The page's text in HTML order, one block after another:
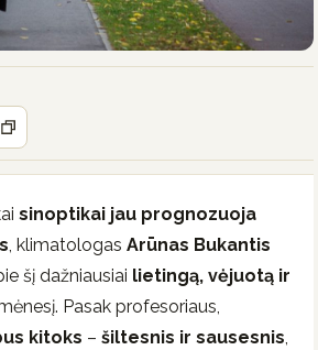
sinoptikai jau prognozuoja
, klimatologas Arūnas Bukantis
šį dažniausiai lietingą, vėjuotą ir
Pasak profesoriaus,
kitoks – šiltesnis ir sausesnis,